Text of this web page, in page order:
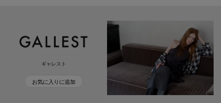
ギャレスト
お気に入りに追加